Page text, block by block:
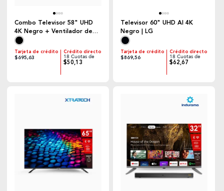
Combo Televisor 58" UHD
4K Negro + Ventilador de
Piso Negro | Innova
Tarjeta de crédito
$695,63
Crédito directo
18 Cuotas de
$50,13
Televisor 60" UHD AI 4K
Negro | LG
Tarjeta de crédito
$869,56
Crédito directo
18 Cuotas de
$62,67